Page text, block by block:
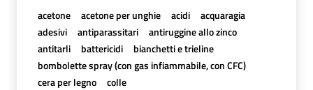
acetone acetone per unghie acidi
acquaragia
adesivi
antiparassitari
antiruggine allo zinco
antitarli
battericidi
bianchetti e trieline
bombolette spray (con gas infiammabile, con CFC)
cera per legno
colle